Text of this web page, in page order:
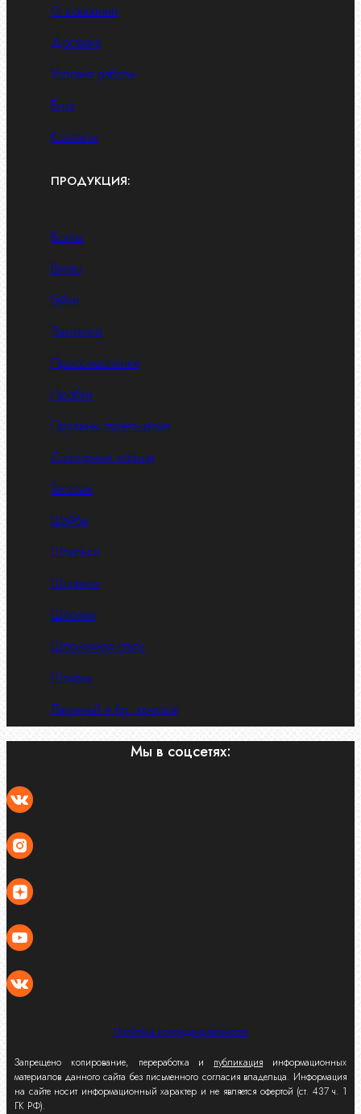
О компании
Доставка
Условия работы
Блог
Контакты
ПРОДУКЦИЯ:
Болты
Винты
Гайки
Заклепки
Пресс-масленки
Пробки
Пружины тарельчатые
Стопорные кольца
Такелаж
Шайбы
Шпильки
Шплинты
Шпонки
Шпоночная сталь
Штифты
Латунный и бр. крепеж
Мы в соцсетях:
Политика конфиденциальности
Запрещено копирование, переработка и публикация информационных
материалов данного сайта без письменного согласия владельца. Информация
на сайте носит информационный характер и не является офертой (ст. 437 ч. 1
ГК РФ).